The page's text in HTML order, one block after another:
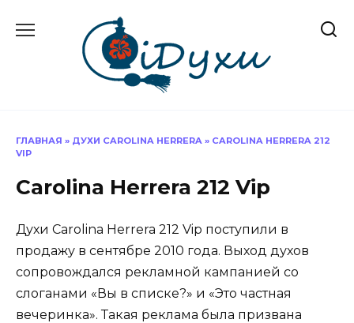
содержанию
ГЛАВНАЯ » ДУХИ CAROLINA HERRERA » CAROLINA HERRERA 212
VIP
Carolina Herrera 212 Vip
Духи Carolina Herrera 212 Vip поступили в
продажу в сентябре 2010 года. Выход духов
сопровождался рекламной кампанией со
слоганами «Вы в списке?» и «Это частная
вечеринка». Такая реклама была призвана